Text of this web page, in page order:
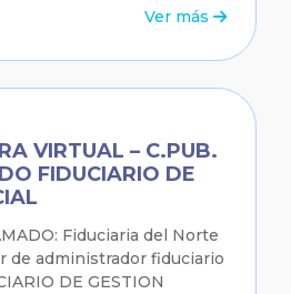
Ver más
VIRTUAL – C.PUB.
FIDUCIARIO DE
Fiduciaria del Norte
de administrador fiduciario
DE GESTION